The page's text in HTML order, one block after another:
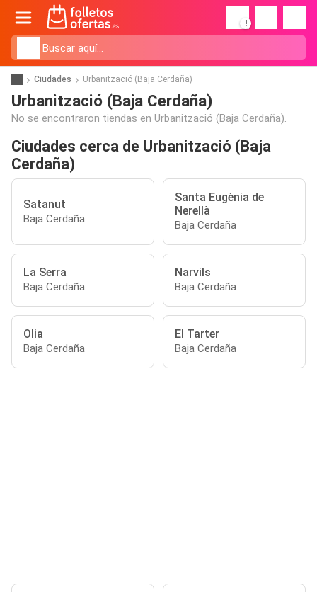
!
Ciudades Urbanització (Baja Cerdaña)
Urbanització (Baja Cerdaña)
No se encontraron tiendas en Urbanització (Baja Cerdaña).
Ciudades cerca de Urbanització (Baja
Cerdaña)
Satanut
Baja Cerdaña
Santa Eugènia de
Nerellà
Baja Cerdaña
La Serra
Baja Cerdaña
Narvils
Baja Cerdaña
Olia
Baja Cerdaña
El Tarter
Baja Cerdaña